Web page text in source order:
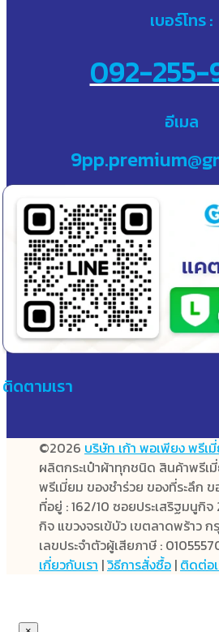
เบอร์โทร :
092-255-
อีเมล
ติดตามเรา
©2026 บริษัท เก้า พอเพียง พรีเ
ผลิตกระเป๋าผ้าทุกชนิด สินค้าพรีเ
พรีเมี่ยม ของชำร่วย ของที่ระลึก ข
ที่อยู่ : 162/10 ซอยประเสริฐมนูกิ
กิจ แขวงจรเข้บัว เขตลาดพร้าว ก
เลขประจำตัวผู้เสียภาษี :
เกี่ยวกับเรา |วิธีการสั่งซื้อ | ติดต่อ